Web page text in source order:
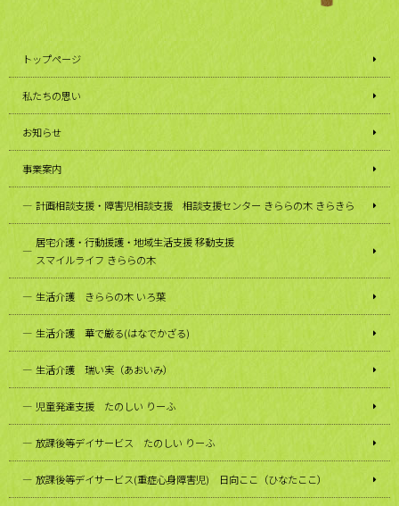
トップページ
私たちの思い
お知らせ
事業案内
計画相談支援・障害児相談支援 相談支援センター きららの木 きらきら
居宅介護・行動援護・地域生活支援 移動支援
スマイルライフ きららの木
生活介護 きららの木 いろ葉
生活介護 華で厳る(はなでかざる)
生活介護 瑞い実（あおいみ）
児童発達支援 たのしい りーふ
放課後等デイサービス たのしい りーふ
放課後等デイサービス(重症心身障害児) 日向ここ（ひなたここ）